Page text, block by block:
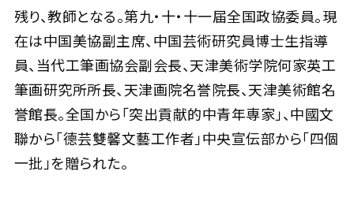
残り、教師となる。第九・十・十一届全国政協委員。現
在は中国美協副主席、中国芸術研究員博士生指導
員、当代工筆画協会副会長、天津美術学院何家英工
筆画研究所所長、天津画院名誉院長、天津美術館名
誉館長。全国から「突出貢献的中青年専家」、中國文
聯から「德芸雙馨文藝工作者」中央宣伝部から「四個
一批」を贈られた。